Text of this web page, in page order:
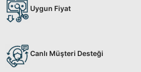
Uygun Fiyat
Canlı Müşteri Desteği